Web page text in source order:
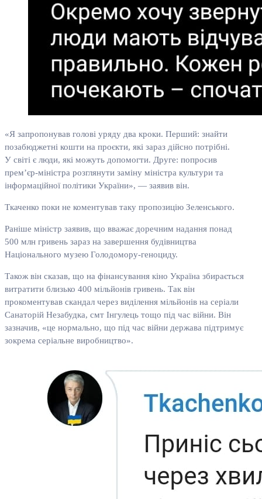
«Я запропонував голові уряду два кроки. Перший: знайти
позабюджетні кошти на проєкти, які зараз дійсно потрібні.
У світі є люди, які можуть допомогти. Друге: попросив
прем’єр-міністра розглянути заміну міністра культури та
інформаційної політики України», — заявив він.
Ткаченко поки не коментував таку пропозицію Зеленського.
Раніше міністр заявив, що вважає доречним надання понад
500 млн гривень зараз на завершення будівництва
Національного музею Голодомору-геноциду.
Також він сказав, що на фінансування кіно Україна збирається
витратити близько 400 мільйонів гривень. Так він
прокоментував скандал через виділення мільйонів на серіали
Санаторій Незабудка, смт Інгулець тощо під час війни. Він
зазначив, «це нормально, що під час війни держава підтримує
зокрема серіальне виробництво».